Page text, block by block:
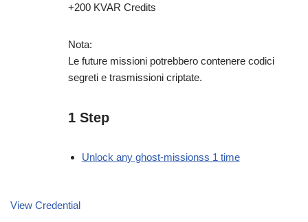
+200 KVAR Credits
Nota:
Le future missioni potrebbero contenere codici
segreti e trasmissioni criptate.
1 Step
Unlock any ghost-missionss 1 time
View Credential